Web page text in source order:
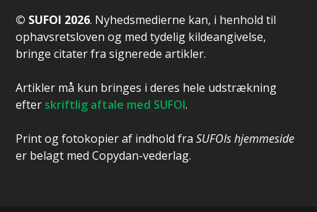
© SUFOI 2026. Nyhedsmedierne kan, i henhold til
ophavsretsloven og med tydelig kildeangivelse,
bringe citater fra signerede artikler.
Artikler må kun bringes i deres hele udstrækning
efter skriftlig aftale med SUFOI.
Print og fotokopier af indhold fraSUFOIs hjemmeside
er belagt med Copydan-vederlag.